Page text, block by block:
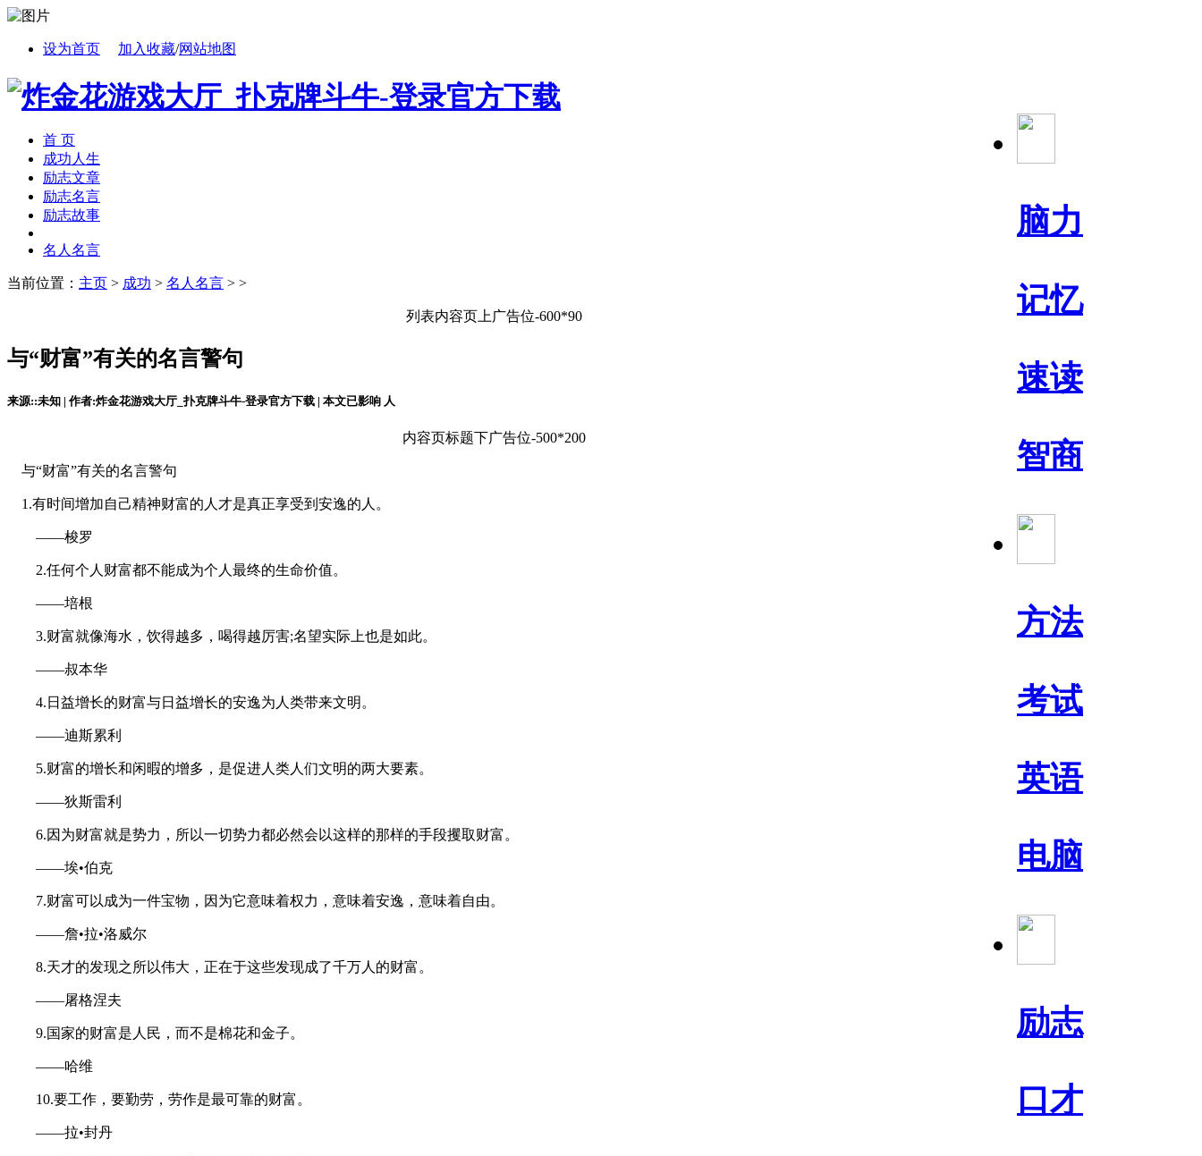
设为首页 加入收藏/网站地图
脑力
记忆
速读
智商
方法
考试
英语
电脑
励志
口才
首 页
成功人生
励志文章
励志名言
励志故事
名人名言
当前位置： 主页 > 成功 > 名人名言 > >
列表内容页上广告位-600*90
与“财富”有关的名言警句
来源::未知 | 作者:炸金花游戏大厅_扑克牌斗牛-登录官方下载 | 本文已影响 人
内容页标题下广告位-500*200
与“财富”有关的名言警句
1.有时间增加自己精神财富的人才是真正享受到安逸的人。
——梭罗
2.任何个人财富都不能成为个人最终的生命价值。
——培根
3.财富就像海水，饮得越多，喝得越厉害;名望实际上也是如此。
——叔本华
4.日益增长的财富与日益增长的安逸为人类带来文明。
——迪斯累利
5.财富的增长和闲暇的增多，是促进人类人们文明的两大要素。
——狄斯雷利
6.因为财富就是势力，所以一切势力都必然会以这样的那样的手段攫取财富。
——埃•伯克
7.财富可以成为一件宝物，因为它意味着权力，意味着安逸，意味着自由。
——詹•拉•洛威尔
8.天才的发现之所以伟大，正在于这些发现成了千万人的财富。
——屠格涅夫
9.国家的财富是人民，而不是棉花和金子。
——哈维
10.要工作，要勤劳，劳作是最可靠的财富。
——拉•封丹